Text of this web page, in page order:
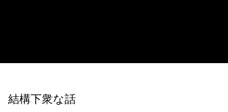
結構下衆な話